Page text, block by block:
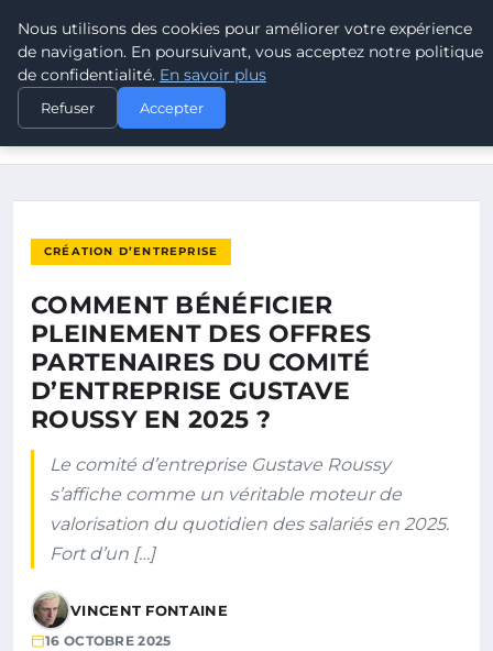
POUVOIR OUVRIER
ACCUEIL
COMMENT BÉNÉFICIER PLEINEMENT DES OFFRES PARTENAIRES
CRÉATION D’ENTREPRISE
COMMENT BÉNÉFICIER
PLEINEMENT DES OFFRES
PARTENAIRES DU COMITÉ
D’ENTREPRISE GUSTAVE
ROUSSY EN 2025 ?
Le comité d’entreprise Gustave Roussy
s’affiche comme un véritable moteur de
valorisation du quotidien des salariés en 2025.
Fort d’un […]
VINCENT FONTAINE
16 OCTOBRE 2025
Nous utilisons des cookies pour améliorer votre expérience
de navigation. En poursuivant, vous acceptez notre politique
de confidentialité. En savoir plus
Refuser Accepter